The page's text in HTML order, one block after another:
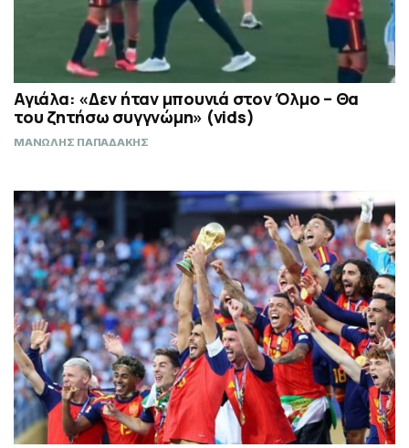
Αγιάλα: «Δεν ήταν μπουνιά στον Όλμο – Θα
του ζητήσω συγγνώμη» (vids)
ΜΑΝΩΛΗΣ ΠΑΠΑΔΑΚΗΣ